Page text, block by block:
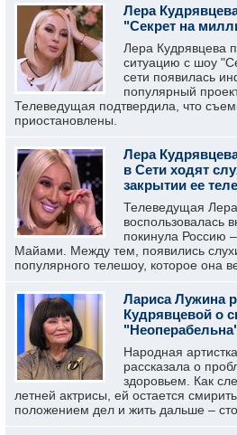
Лера
"Секрет на
Лера Кудрявцева
ситуацию с шоу
сети появилась
популярный
Телеведущая подтвердила, что
приостановлены.
Лера
в Сети ходят
закрытии ее
Телеведущая
воспользовалась
покинула Россию
Майами. Между тем, появились
популярного телешоу, которое она
Лариса Лужина
Кудрявцевой о
Народная
рассказала о
здоровьем. Как
летней актрисы, ей остается
положением дел и жить дальше –